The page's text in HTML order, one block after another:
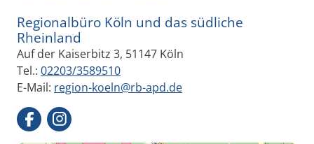
Regionalbüro Köln und das südliche
Rheinland
Auf der Kaiserbitz 3, 51147 Köln
Tel.: 02203/3589510
E-Mail: region-koeln@rb-apd.de